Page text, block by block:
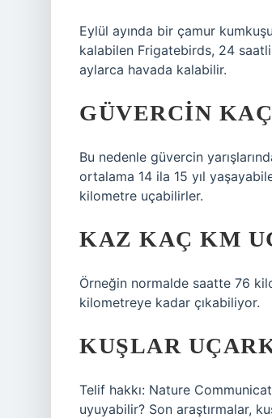
Eylül ayında bir çamur
kalabilen Frigatebirds, 24
aylarca havada kalabilir.
GÜVERCIN
Bu nedenle güvercin
ortalama 14 ila 15 yıl
kilometre uçabilirler.
KAZ KAÇ KM
Örneğin normalde saatte 76
kilometreye kadar çıkabiliyor.
KUŞLAR
Telif hakkı: Nature
uyuyabilir? Son araştırmalar,